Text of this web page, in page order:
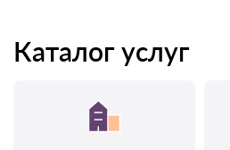
Каталог услуг